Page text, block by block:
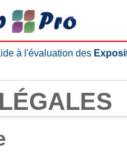
à l'évaluation des